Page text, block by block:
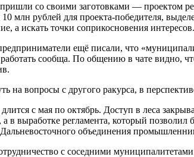
со своими заготовками — проектом
млн рублей для проекта-победителя,
а искать точки соприкосновения интересов.
ещё писали, что
сообща. По общению в чате
на вопросы с другого ракурса, в
с мая по октябрь. Доступ в леса
в выработке регламента, который
объединения
с соседними